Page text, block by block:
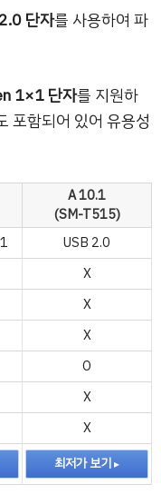
단자를 사용하여 파
1×1 단자를 지원하
포함되어 있어 유용성
A 10.1
(SM-T515)
USB 2.0
X
X
X
O
X
X
최저가 보기